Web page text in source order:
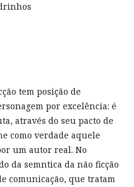
tem posição de
por excelência: é
através do seu pacto de
como verdade aquele
um autor real. No
da semntica da não ficção
comunicação, que tratam